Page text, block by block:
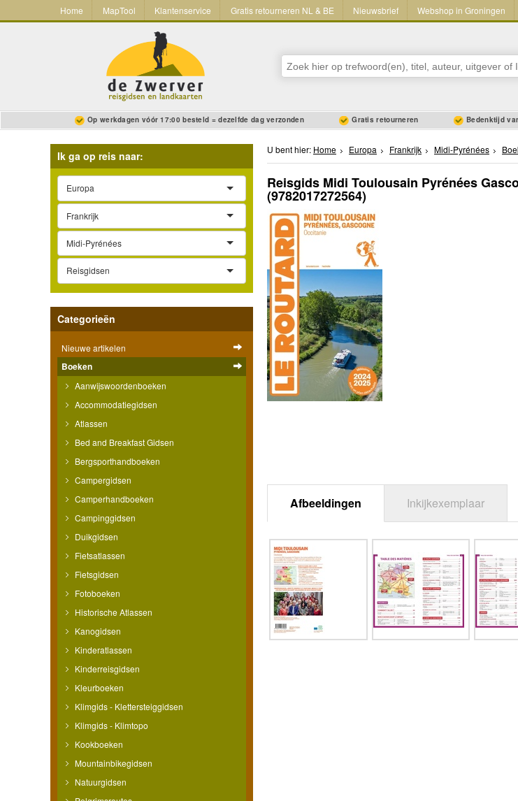
Home MapTool Klantenservice Gratis retourneren NL & BE Nieuwsbrief Webshop in Groningen
Op werkdagen vóór 17:00 besteld = dezelfde dag verzonden Gratis retourneren Bedenktijd
Ik ga op reis naar:
Europa
Frankrijk
Midi-Pyrénées
Reisgidsen
Categorieën
Nieuwe artikelen
Boeken
Aanwijswoordenboeken
Accommodatiegidsen
Atlassen
Bed and Breakfast Gidsen
Bergsporthandboeken
Campergidsen
Camperhandboeken
Campinggidsen
Duikgidsen
Fietsatlassen
Fietsgidsen
Fotoboeken
Historische Atlassen
Kanogidsen
Kinderatlassen
Kinderreisgidsen
Kleurboeken
Klimgids - Klettersteiggidsen
Klimgids - Klimtopo
Kookboeken
Mountainbikegidsen
Natuurgidsen
U bent hier: Home Europa Frankrijk Midi-Pyrénées
Reisgids Midi Toulousain Pyrénées
(9782017272564)
Afbeeldingen Inkijkexemplaar